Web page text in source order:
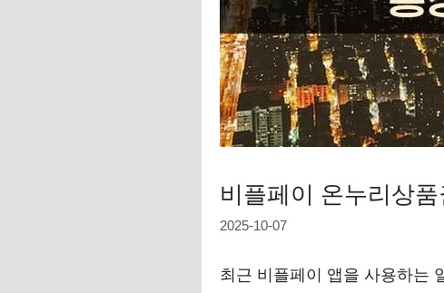
비플페이 온누리상
2025-10-07
최근 비플페이 앱을 사용하는